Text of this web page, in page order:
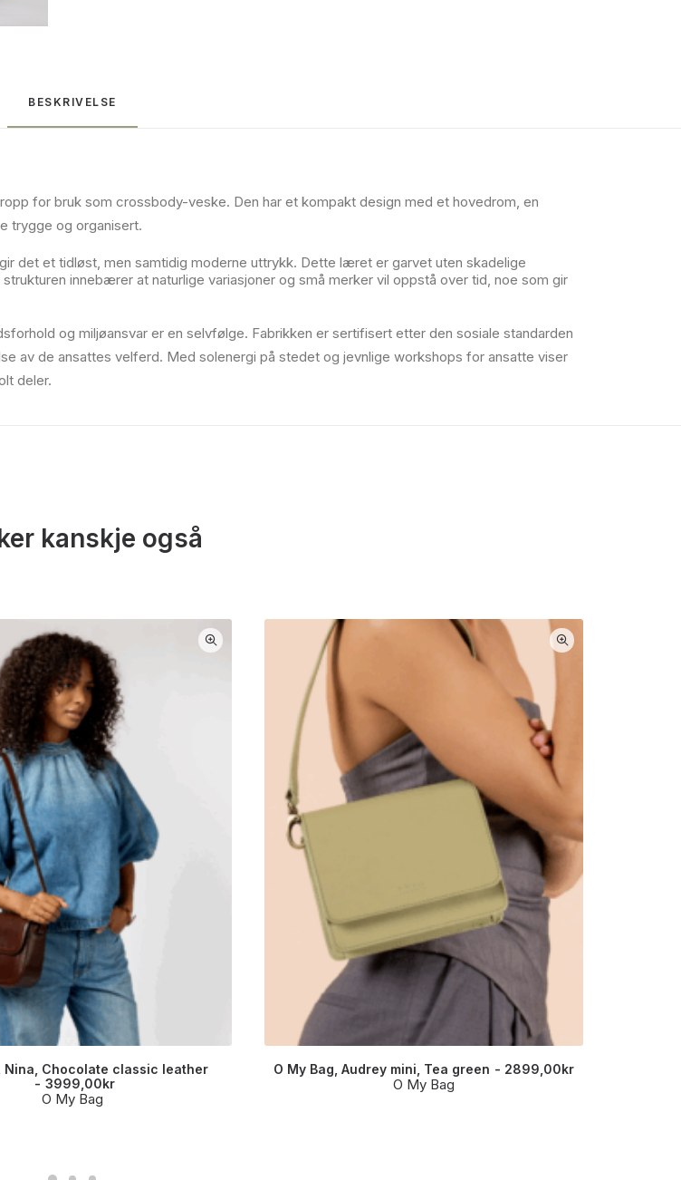
BESKRIVELSE
for bruk som crossbody-veske. Den har et kompakt design med et hovedrom, en
trygge og organisert.
det et tidløst, men samtidig moderne uttrykk. Dette læret er garvet uten skadelige
innebærer at naturlige variasjoner og små merker vil oppstå over tid, noe som gir
og miljøansvar er en selvfølge. Fabrikken er sertifisert etter den sosiale standarden
av de ansattes velferd. Med solenergi på stedet og jevnlige workshops for ansatte viser
deler.
kanskje også
Nina, Chocolate classic leather
3999,00kr
O My Bag
O My Bag, Audrey mini, Tea green 2899,00kr
O My Bag